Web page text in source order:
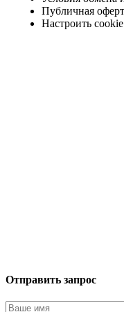
Публичная
Настроить cookie
Отправить запрос